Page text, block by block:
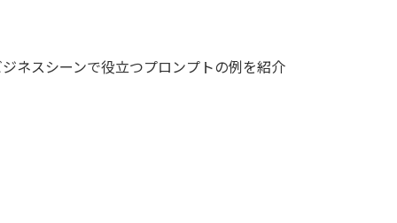
ネスシーンで役立つプロンプトの例を紹介